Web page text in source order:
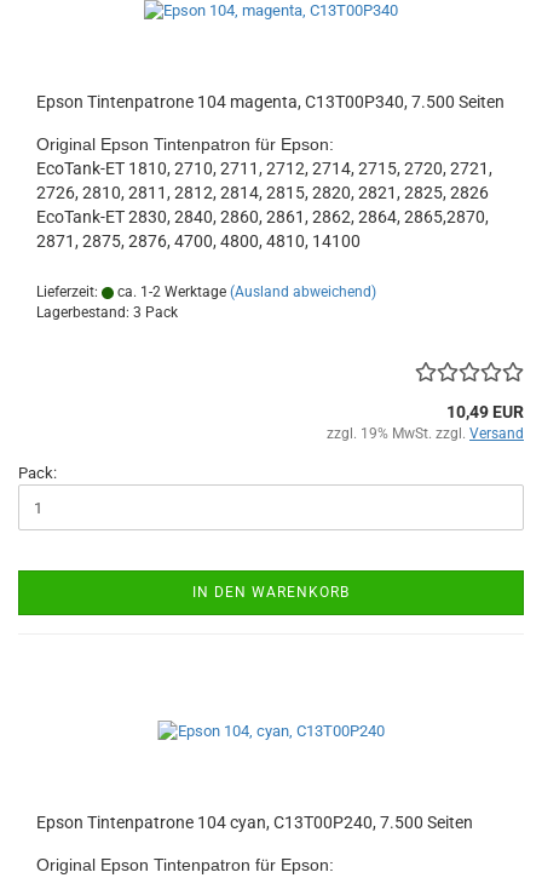
Epson Tintenpatrone 104 magenta, C13T00P340, 7.500 Seiten
Original Epson Tintenpatron für Epson:
EcoTank-ET 1810, 2710, 2711, 2712, 2714, 2715, 2720, 2721,
2726, 2810, 2811, 2812, 2814, 2815, 2820, 2821, 2825, 2826
EcoTank-ET 2830, 2840, 2860, 2861, 2862, 2864, 2865,2870,
2871, 2875, 2876, 4700, 4800, 4810, 14100
Lieferzeit: ca. 1-2 Werktage (Ausland abweichend)
Lagerbestand: 3 Pack
10,49 EUR
zzgl. 19% MwSt. zzgl. Versand
Pack:
IN DEN WARENKORB
Epson Tintenpatrone 104 cyan, C13T00P240, 7.500 Seiten
Original Epson Tintenpatron für Epson: